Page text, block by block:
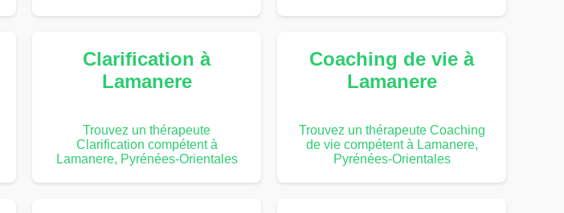
Clarification à
Lamanere
Trouvez un thérapeute
Clarification compétent à
Lamanere, Pyrénées-Orientales
Coaching de vie à
Lamanere
Trouvez un thérapeute Coaching
de vie compétent à Lamanere,
Pyrénées-Orientales